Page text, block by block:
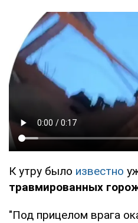
К утру было известно
травмированных
"Под прицелом врага